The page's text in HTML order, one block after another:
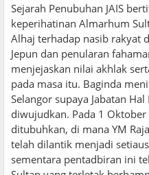
Sejarah Penubuhan JAIS
keperihatinan Almarhum
Alhaj terhadap nasib rakyat
Jepun dan penularan
menjejaskan nilai akhlak
pada masa itu. Baginda
Selangor supaya Jabatan
diwujudkan. Pada 1 Oktober
ditubuhkan, di mana YM
telah dilantik menjadi
sementara pentadbiran ini